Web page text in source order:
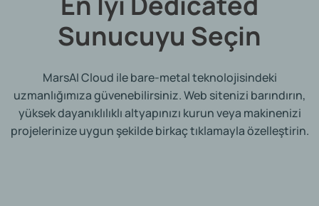
Sunucuyu Seçin
MarsAI Cloud ile bare-metal teknolojisindeki
uzmanlığımıza güvenebilirsiniz. Web sitenizi barındırın,
yüksek dayanıklılıklı altyapınızı kurun veya makinenizi
projelerinize uygun şekilde birkaç tıklamayla özelleştirin.